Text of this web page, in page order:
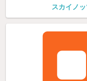
スカイノ